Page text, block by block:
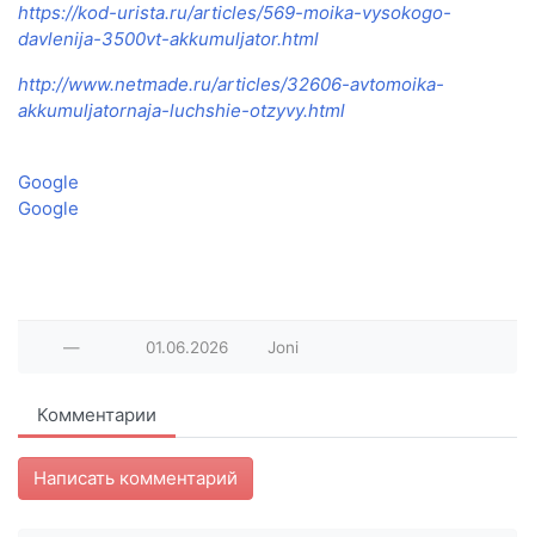
https://kod-urista.ru/articles/569-moika-vysokogo-
davlenija-3500vt-akkumuljator.html
http://www.netmade.ru/articles/32606-avtomoika-
akkumuljatornaja-luchshie-otzyvy.html
Google
Google
— 01.06.2026 Joni
Комментарии
Написать комментарий